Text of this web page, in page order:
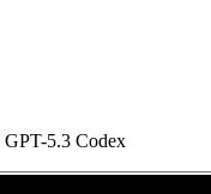
GPT-5.3 Codex